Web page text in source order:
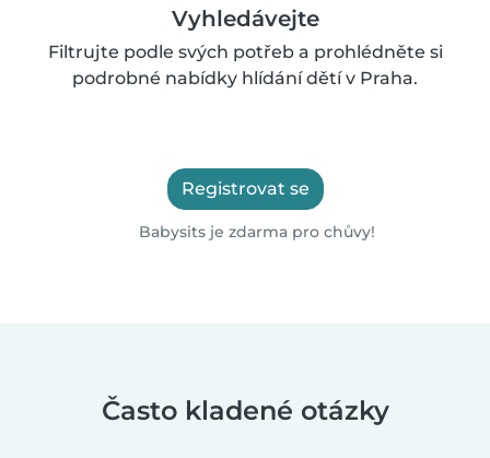
Vyhledávejte
Filtrujte podle svých potřeb a prohlédněte si
podrobné nabídky hlídání dětí v Praha.
Registrovat se
Babysits je zdarma pro chůvy!
Často kladené otázky